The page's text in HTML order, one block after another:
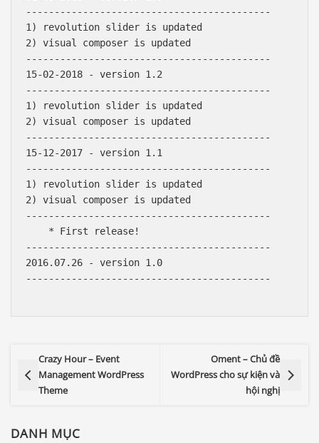
-------------------------------------------
1) revolution slider is updated
2) visual composer is updated
-------------------------------------------
15-02-2018 - version 1.2
-------------------------------------------
1) revolution slider is updated
2) visual composer is updated
-------------------------------------------
15-12-2017 - version 1.1
-------------------------------------------
1) revolution slider is updated
2) visual composer is updated
-------------------------------------------
    * First release!
-------------------------------------------
2016.07.26 - version 1.0
-------------------------------------------
Crazy Hour – Event
Management WordPress
Theme
Oment – Chủ đề
WordPress cho sự kiện và
hội nghị
DANH MỤC